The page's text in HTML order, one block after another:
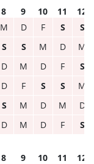
8 9 10 11
12
M D F S
S
S S M D
M
D M D F
S
D F S S
M
S M D M
D
D M D F S
8 9 10 11
12